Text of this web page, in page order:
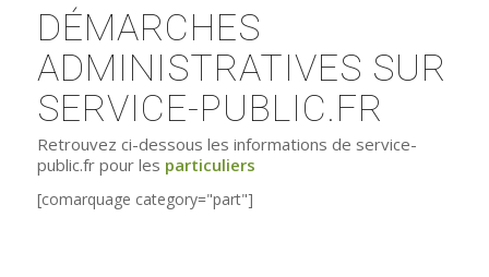
DÉMARCHES
ADMINISTRATIVES SUR
SERVICE-PUBLIC.FR
Retrouvez ci-dessous les informations de service-
public.fr pour les particuliers
[comarquage category="part"]